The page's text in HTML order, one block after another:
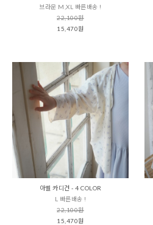
브라운 M,XL 빠른배송 !
22,100원
15,470원
아벨 카디건 - 4 COLOR
L 빠른배송 !
22,100원
15,470원